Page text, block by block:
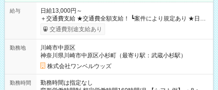
給与
日給13,000円～
＋交通費支給 ★交通費全額支給！ ┗案件により規定あり ★日払
いOK！（規定あり） ┗働いたその日に現金GET♪ お仕事後はコ
ンビニATMから 日払い分を引き落とせます！ 【試用期間】試
交通費別途支給あり
勤務地
川崎市中原区
神奈川県川崎市中原区小杉町（最寄り駅：武蔵小杉駅）
株式会社ワンベルウッズ
勤務時間
勤務時間は指定なし